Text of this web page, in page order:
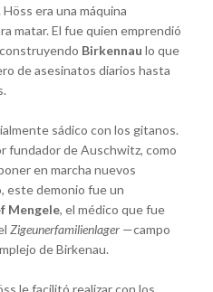
era una máquina
matar. El fue quien emprendió
Birkennau lo que
de asesinatos diarios hasta
sádico con los gitanos.
fundador de Auschwitz, como
en marcha nuevos
este demonio fue un
Mengele, el médico que fue
Zigeunerfamilienlager —campo
de Birkenau.